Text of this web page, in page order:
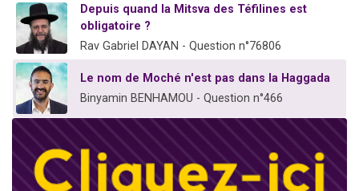
Depuis quand la Mitsva des Téfilines est
obligatoire ?
Rav Gabriel DAYAN - Question n°76806
Le nom de Moché n'est pas dans la Haggada
Binyamin BENHAMOU - Question n°466